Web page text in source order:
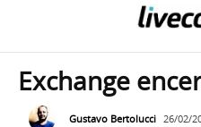
Exchange
Gustavo Bertolucci 26/02/